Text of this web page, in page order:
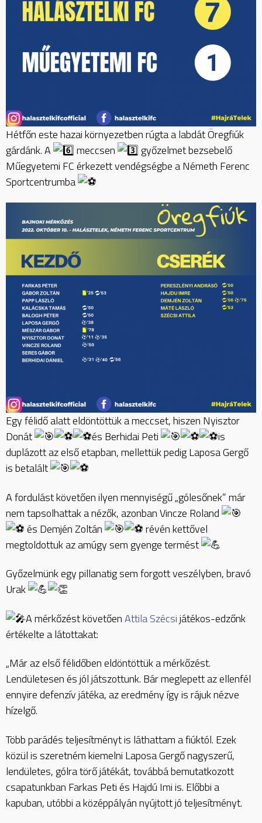
Hétfőn este hazai környezetben rúgta a labdát Öregfiúk
gárdánk. A
meccsen
győzelmet bezsebelő
Műegyetemi FC érkezett vendégségbe a Németh Ferenc
Sportcentrumba
Egy félidő alatt eldöntöttük a meccset, hiszen Nyisztor
Donát
és Berhidai Peti
is
duplázott az első etapban, mellettük pedig Laposa Gergő
is betalált
Afordulást követően ilyen mennyiségű „gólesőnek” már
nem tapsolhattak a nézők, azonban Vincze Roland
és Demjén Zoltán
révén kettővel
megtoldottuk az amúgy sem gyenge termést
Győzelmünk egy pillanatig sem forgott veszélyben, bravó
Urak
A mérkőzést követőenAttila Szécsijátékos-edzőnk
értékelte a látottakat:
„Már az első félidőben eldöntöttük a mérkőzést.
Lendületesen és jól játszottunk. Bár meglepett az ellenfél
ennyire defenzív játéka, az eredmény így is rájuk nézve
hízelgő.
Több parádés teljesítményt is láthattam a fiúktól. Ezek
közül is szeretném kiemelni Laposa Gergő nagyszerű,
lendületes, gólra törő játékát, továbbá bemutatkozott
csapatunkban Farkas Peti és Hajdú Imi is. Előbbi a
kapuban, utóbbi a középpályán nyújtott jó teljesítményt.